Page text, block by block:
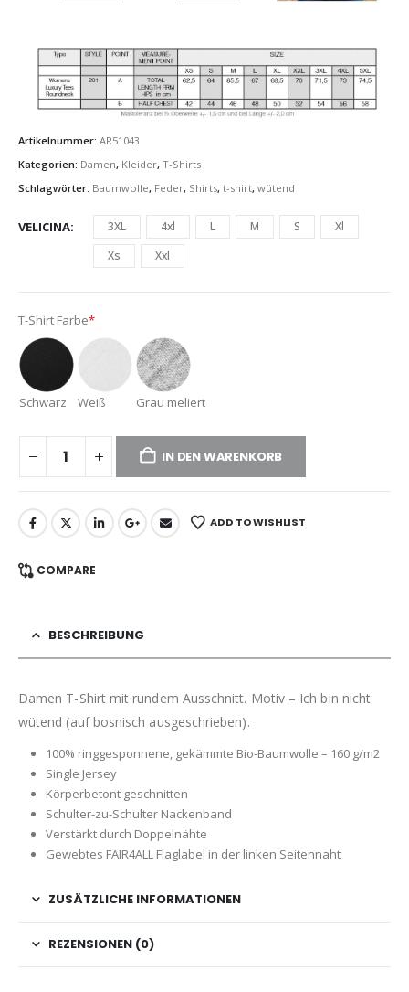
Artikelnummer: AR51043
Kategorien: Damen, Kleider, T-Shirts
Schlagwörter: Baumwolle, Feder, Shirts, t-shirt, wütend
VELICINA 3XL 4xl L M S
Xl
Xs
Xxl
T-Shirt Farbe*
Schwarz Weiß Grau meliert
IN DEN WARENKORB
ADD TO WISHLIST
COMPARE
BESCHREIBUNG
Damen T-Shirt mit rundem Ausschnitt. Motiv – Ich bin nicht
wütend (auf bosnisch ausgeschrieben).
100% ringgesponnene, gekämmte Bio-Baumwolle – 160 g/m2
Single Jersey
Körperbetont geschnitten
Schulter-zu-Schulter Nackenband
Verstärkt durch Doppelnähte
Gewebtes FAIR4ALL Flaglabel in der linken Seitennaht
ZUSÄTZLICHE INFORMATIONEN
REZENSIONEN (0)